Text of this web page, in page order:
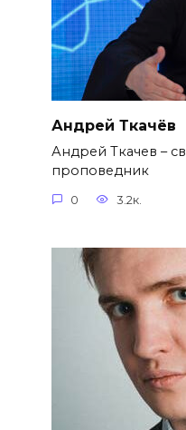
Андрей Ткачёв
Андрей Ткачев –
проповедник
0 3.2к.